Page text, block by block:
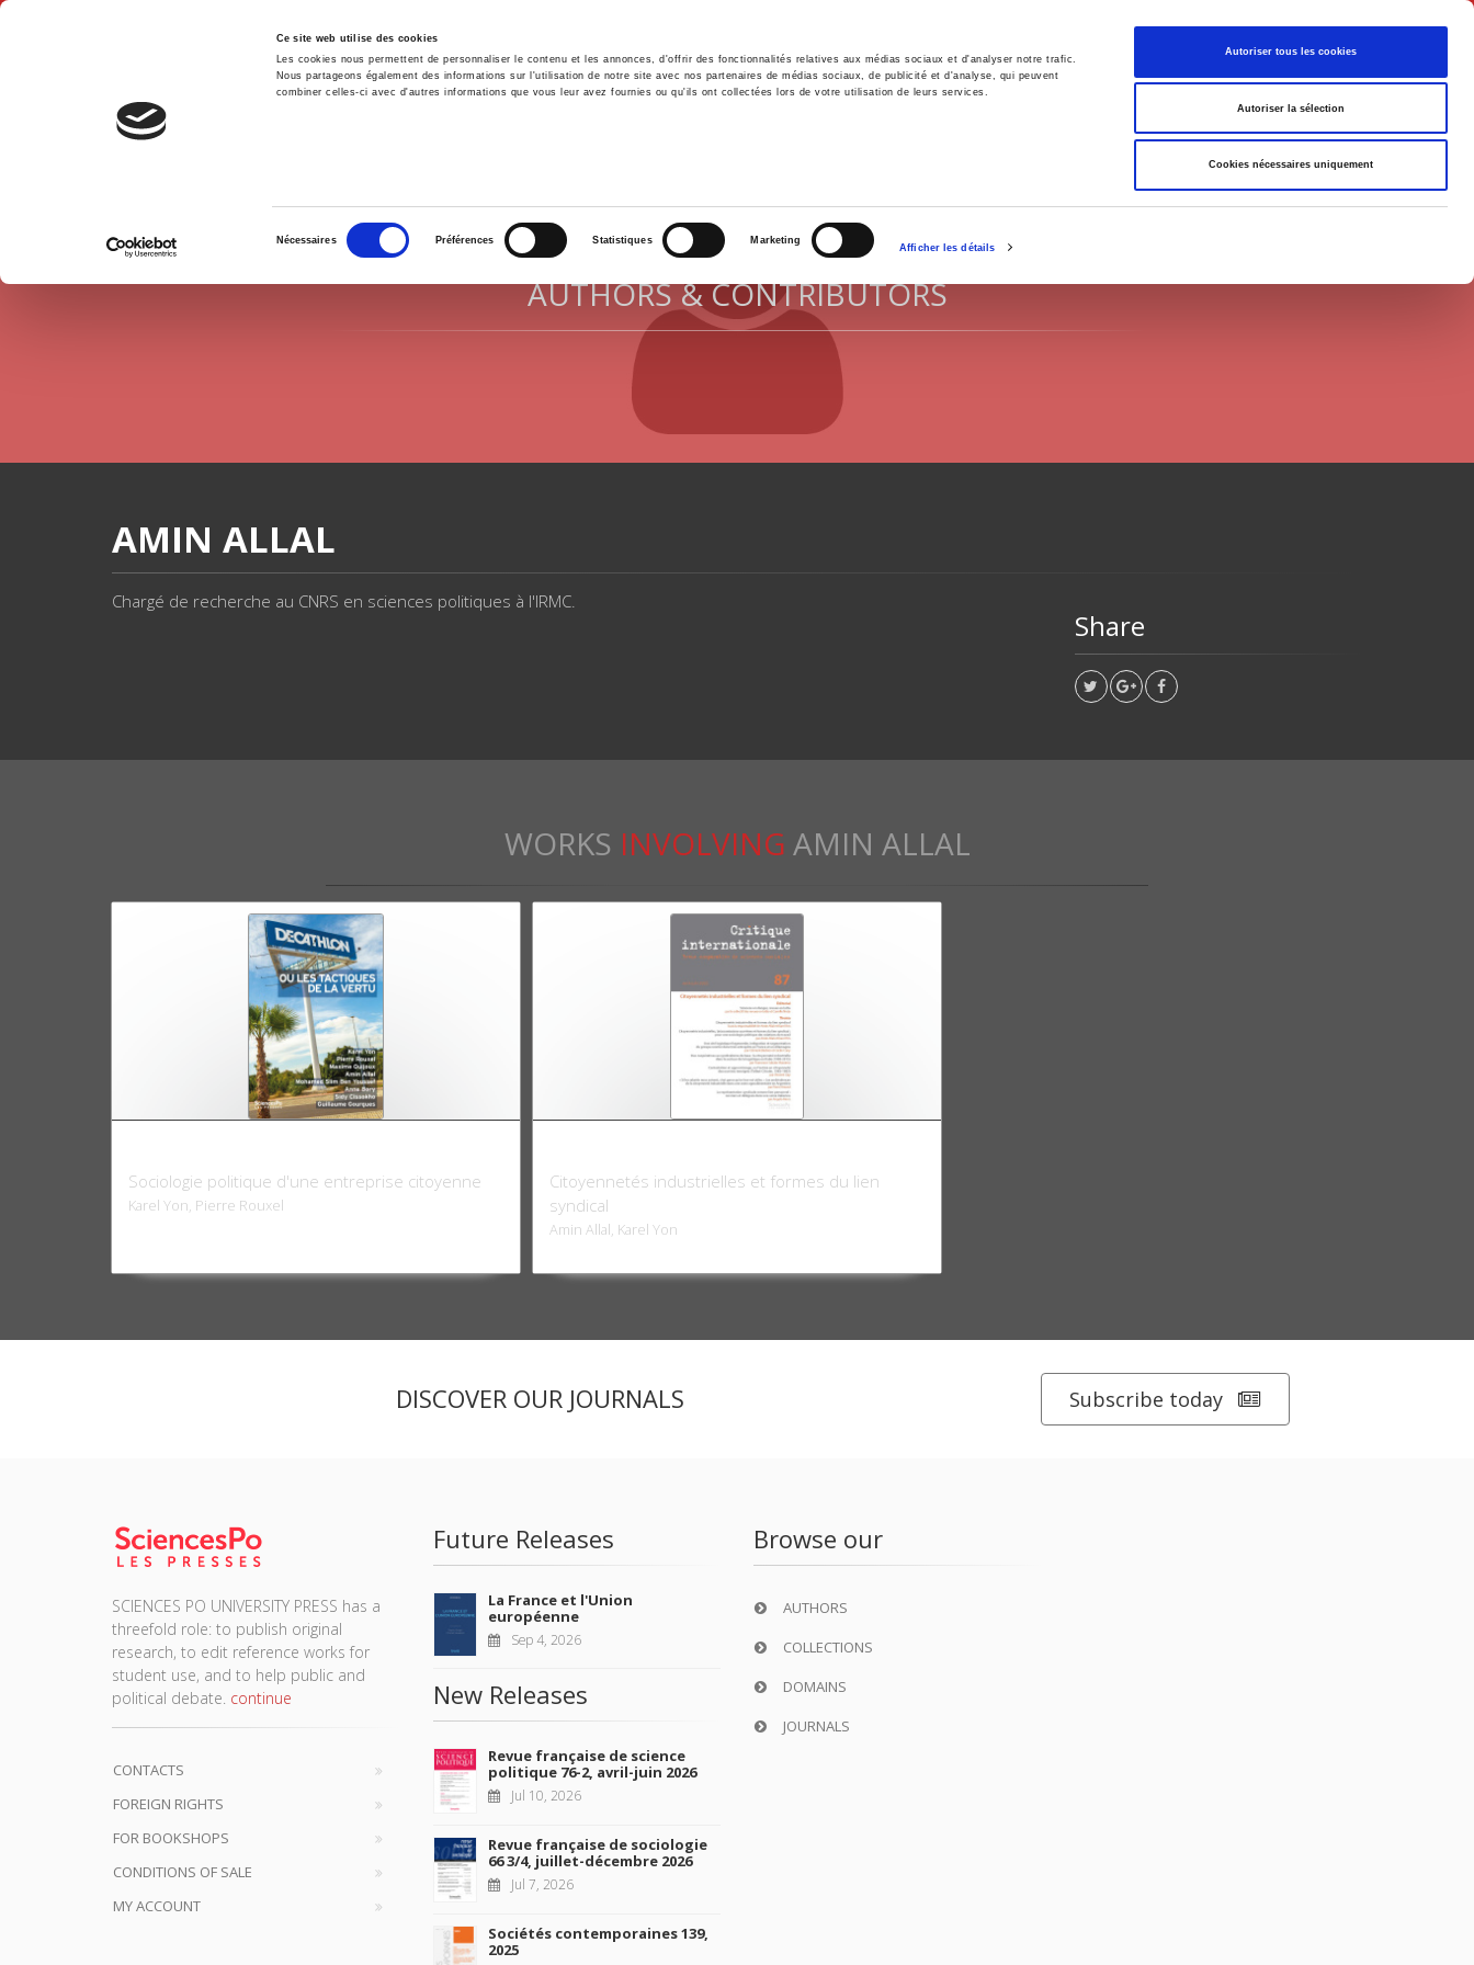
Ce site web utilise des cookies
Les cookies nous permettent de personnaliser le contenu et les annonces, d'offrir des fonctionnalités relatives aux médias sociaux et d'analyser notre trafic.
Nous partageons également des informations sur l'utilisation de notre site avec nos partenaires de médias sociaux, de publicité et d'analyse, qui peuvent
combiner celles-ci avec d'autres informations que vous leur avez fournies ou qu'ils ont collectées lors de votre utilisation de leurs services.
consentement
Nécessaires Préférences Statistiques Marketing
Afficher les détails
Autoriser tous les cookies
Autoriser la sélection
Cookies nécessaires uniquement
English
Home Environment History International Politics
AUTHORS & CONTRIBUTORS
AMIN ALLAL
Chargé de recherche au CNRS en sciences politiques à l'IRMC.
Share
WORKS INVOLVING AMIN ALLAL
Sociologie politique d'une entreprise citoyenne
Karel Yon, Pierre Rouxel
Citoyennetés industrielles et formes du lien
syndical
Amin Allal, Karel Yon
DISCOVER OUR JOURNALS Subscribe today
SCIENCES PO UNIVERSITY PRESS has a
threefold role: to publish original
research, to edit reference works for
student use, and to help public and
political debate. continue
CONTACTS
FOREIGN RIGHTS
FOR BOOKSHOPS
CONDITIONS OF SALE
MY ACCOUNT
Future Releases
La France et l'Union
européenne
Sep 4, 2026
New Releases
Revue française de science
politique 76-2, avril-juin 2026
Jul 10, 2026
Revue française de sociologie
66 3/4, juillet-décembre 2026
Jul 7, 2026
Sociétés contemporaines 139,
2025
Browse our
AUTHORS
COLLECTIONS
DOMAINS
JOURNALS